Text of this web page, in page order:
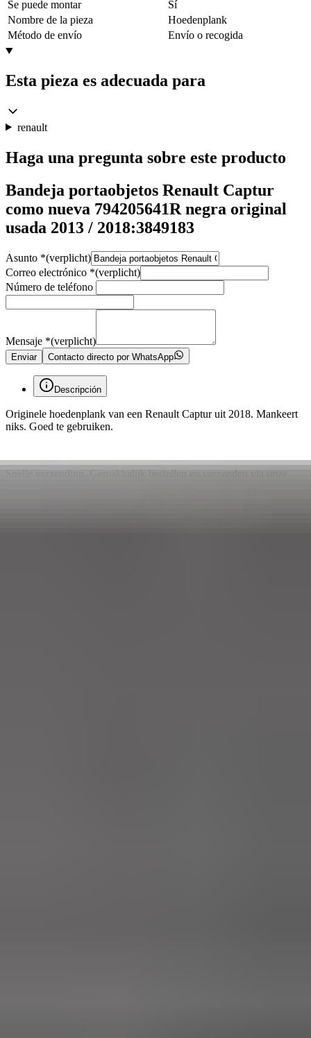
Se puede montar
Sí
Nombre de la pieza
Hoedenplank
Método de envío
Envío o recogida
Esta pieza es adecuada para
renault
Haga una pregunta sobre este producto
Bandeja portaobjetos Renault Captur
como nueva 794205641R negra original
usada 2013 / 2018:3849183
Asunto *(verplicht)
Correo electrónico *(verplicht)
Número de teléfono
Mensaje *(verplicht)
Enviar Contacto directo por WhatsApp
Descripción
Originele hoedenplank van een Renault Captur uit 2018. Mankeert
niks. Goed te gebruiken.
Snelle verzending. Gemakkelijk bestellen en verzenden via onze